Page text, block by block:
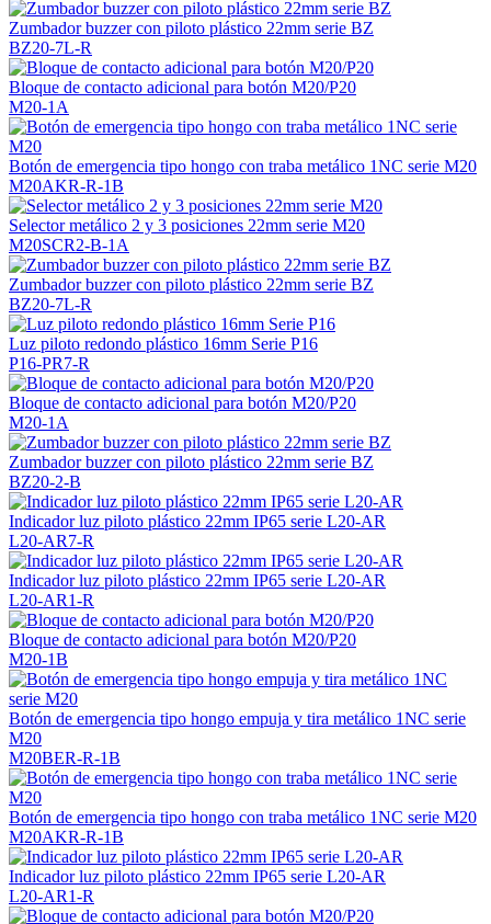
Zumbador buzzer con piloto plástico 22mm serie BZ
BZ20-7L-R
Bloque de contacto adicional para botón M20/P20
M20-1A
Botón de emergencia tipo hongo con traba metálico 1NC serie M20
M20AKR-R-1B
Selector metálico 2 y 3 posiciones 22mm serie M20
M20SCR2-B-1A
Zumbador buzzer con piloto plástico 22mm serie BZ
BZ20-7L-R
Luz piloto redondo plástico 16mm Serie P16
P16-PR7-R
Bloque de contacto adicional para botón M20/P20
M20-1A
Zumbador buzzer con piloto plástico 22mm serie BZ
BZ20-2-B
Indicador luz piloto plástico 22mm IP65 serie L20-AR
L20-AR7-R
Indicador luz piloto plástico 22mm IP65 serie L20-AR
L20-AR1-R
Bloque de contacto adicional para botón M20/P20
M20-1B
Botón de emergencia tipo hongo empuja y tira metálico 1NC serie
M20
M20BER-R-1B
Botón de emergencia tipo hongo con traba metálico 1NC serie M20
M20AKR-R-1B
Indicador luz piloto plástico 22mm IP65 serie L20-AR
L20-AR1-R